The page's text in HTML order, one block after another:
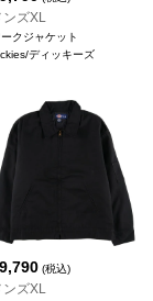
ンズXL
ークジャケット
ディッキーズ
9,790 (税込)
ンズXL